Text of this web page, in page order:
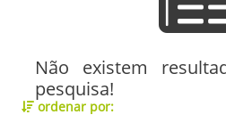
Não existem
pesquisa!
ordenar por: